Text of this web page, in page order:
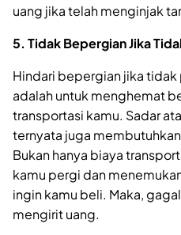
uang jika telah menginjak
5. Tidak Bepergian Jika
Hindari bepergian jika tidak
adalah untuk menghemat
transportasi kamu. Sadar
ternyata juga
Bukan hanya biaya
kamu pergi dan
ingin kamu beli. Maka,
mengirit uang.